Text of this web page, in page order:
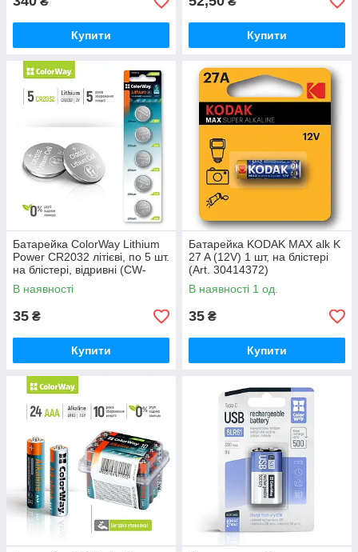
Купити Купити
Батарейка СolorWay Lithium
Power CR2032 літієві, по 5 шт.
на блістері, відривні (CW-
BACR2032-5BL)
В наявності
35 ₴
Купити
Батарейка KODAK MAX alk K
27 A (12V) 1 шт, на блістері
(Art. 30414372)
В наявності 1 од.
35 ₴
Купити